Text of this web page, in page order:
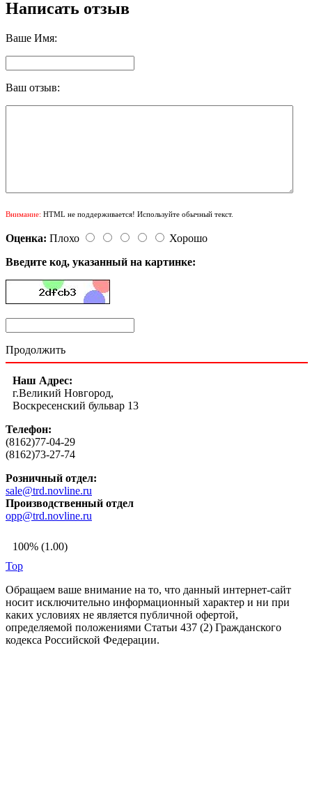
Написать отзыв
Ваше Имя:
Ваш отзыв:
Внимание: HTML не поддерживается! Используйте обычный текст.
Оценка: Плохо
Хорошо
Введите код, указанный на картинке:
Продолжить
Наш Адрес:
г.Великий Новгород,
Воскресенский бульвар 13
Телефон:
(8162)77-04-29
(8162)73-27-74
Розничный отдел:
sale@trd.novline.ru
Производственный отдел
opp@trd.novline.ru
100% (1.00)
Top
Обращаем ваше внимание на то, что данный интернет-сайт
носит исключительно информационный характер и ни при
каких условиях не является публичной офертой,
определяемой положениями Статьи 437 (2) Гражданского
кодекса Российской Федерации.